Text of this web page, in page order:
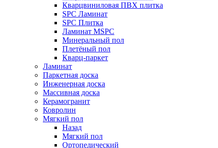
Кварцвиниловая ПВХ плитка
SPC Ламинат
SPC Плитка
Ламинат MSPC
Минеральный пол
Плетёный пол
Кварц-паркет
Ламинат
Паркетная доска
Инженерная доска
Массивная доска
Керамогранит
Ковролин
Мягкий пол
Назад
Мягкий пол
Ортопедический